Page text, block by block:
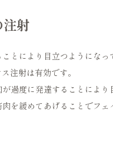
射
とにより目立つようになっ
注射は有効です。
過度に発達することにより
を緩めてあげることでフ